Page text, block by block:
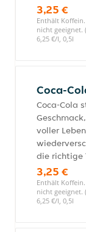
3,25 €
Enthält
nicht geeignet.
6,25 €/l, 0,5l
Coca-
Coca-Cola
voller
die richtige
3,25 €
Enthält
nicht geeignet.
6,25 €/l, 0,5l